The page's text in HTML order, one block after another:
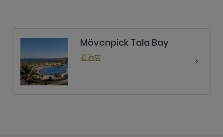
Mövenpick Tala Bay
看酒店